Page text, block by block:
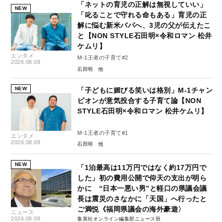
NEW
エンタメ
2026.08.08
「ネットの育児の正解は無視していい」
「叱ることで守れる命もある」育児の正
解に悩む新米パパへ、3児の父が伝えたこ
と【NON STYLE石田明×令和ロマン 松井
ケムリ】
M-1王者の子育て#2
石田明
NEW
エンタメ
2026.08.08
「子どもに媚びる笑いは格別」M-1チャン
ピオンが意気投合する子育て論【NON
STYLE石田明×令和ロマン 松井ケムリ】
M-1王者の子育て#1
石田明
NEW
ニュース
2026.08.08
「1泊最高は11万円ではなく約17万円で
した」初の費用公開で仰天の支出が明ら
かに “日本一悪い男”と軽口の県議会議
長は震災のさなかに「天国」へ行ったと
ご満悦《福岡県議会の海外豪遊〉
集英社オンライン編集部ニュース班